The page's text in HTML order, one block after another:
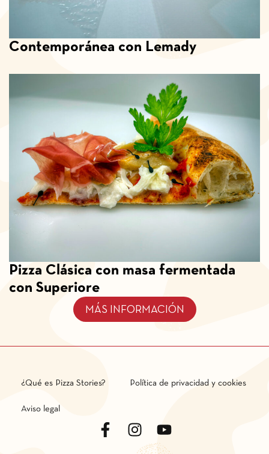
Contemporánea con Lemady
Pizza Clásica con masa fermentada
con Superiore
MÁS INFORMACIÓN
¿Qué es Pizza Stories? Política de privacidad y cookies
Aviso legal